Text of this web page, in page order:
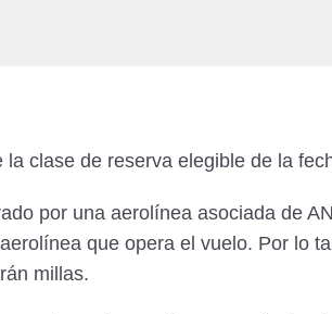
clase de reserva elegible de la
por una aerolínea asociada de
que opera el vuelo. Por lo
millas.